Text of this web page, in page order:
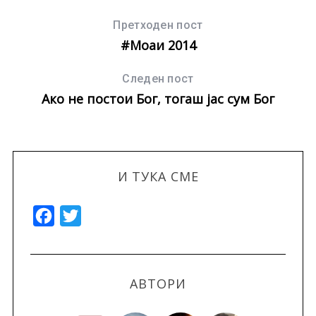
Претходен пост
#Моаи 2014
Следен пост
Ако не постои Бог, тогаш јас сум Бог
И ТУКА СМЕ
c
i
АВТОРИ